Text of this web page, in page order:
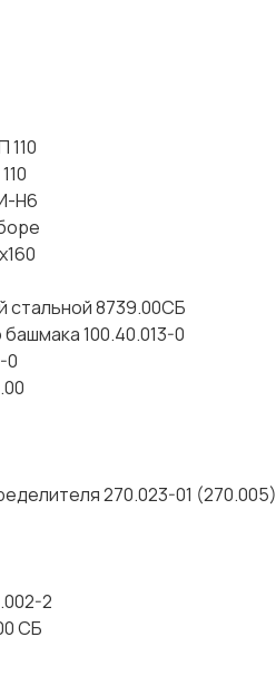
Н6
стальной 8739.00СБ
100.40.013-0
0
270.023-01 (270.005)
2
СБ